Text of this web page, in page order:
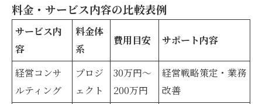
料金・サービス内容の比較表例
サービス内
容
料金体
系
費用目安 サポート内容
経営コンサ
ルティング
プロジ
ェクト
30万円～
200万円
経営戦略策定・業務
改善